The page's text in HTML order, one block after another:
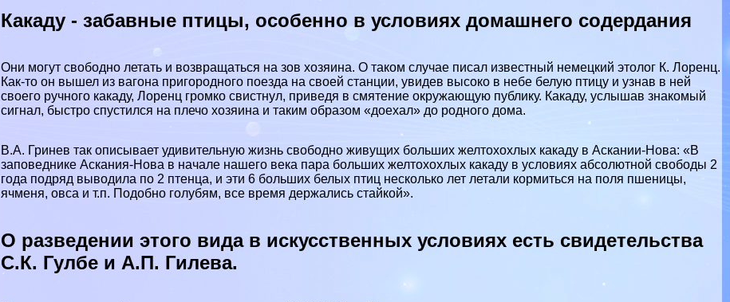
Какаду - забавные птицы, особенно в условиях домашнего содердания
Они могут свободно летать и возвращаться на зов хозяина. О таком случае писал известный немецкий этолог К. Лоренц.
Как-то он вышел из вагона пригородного поезда на своей станции, увидев высоко в небе белую птицу и узнав в ней
своего ручного какаду, Лоренц громко свистнул, приведя в смятение окружающую публику. Какаду, услышав знакомый
сигнал, быстро спустился на плечо хозяина и таким образом «доехал» до родного дома.
В.А. Гринев так описывает удивительную жизнь свободно живущих больших желтохохлых какаду в Аскании-Нова: «В
заповеднике Аскания-Нова в начале нашего века пара больших желтохохлых какаду в условиях абсолютной свободы 2
года подряд выводила по 2 птенца, и эти 6 больших белых птиц несколько лет летали кормиться на поля пшеницы,
ячменя, овса и т.п. Подобно гoлyбям, все время держались стайкой».
О разведении этого вида в искусственных условиях есть свидетельства
С.К. Гулбе и А.П. Гилева.